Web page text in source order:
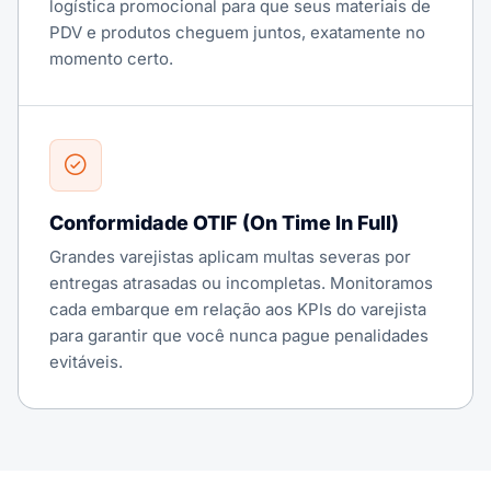
logística promocional para que seus materiais de
PDV e produtos cheguem juntos, exatamente no
momento certo.
Conformidade OTIF (On Time In Full)
Grandes varejistas aplicam multas severas por
entregas atrasadas ou incompletas. Monitoramos
cada embarque em relação aos KPIs do varejista
para garantir que você nunca pague penalidades
evitáveis.